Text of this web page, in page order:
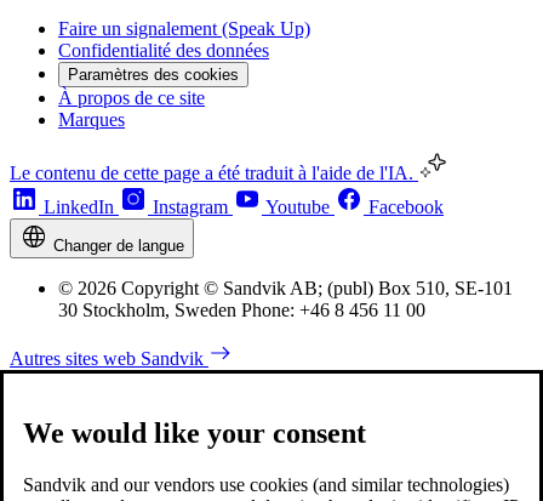
Faire un signalement (Speak Up)
Confidentialité des données
Paramètres des cookies
À propos de ce site
Marques
Le contenu de cette page a été traduit à l'aide de l'IA.
LinkedIn
Instagram Youtube Facebook
Changer de langue
© 2026 Copyright © Sandvik AB; (publ) Box 510, SE-101
30 Stockholm, Sweden Phone: +46 8 456 11 00
Autres sites web Sandvik
We would like your consent
Sandvik and our vendors use cookies (and similar technologies)